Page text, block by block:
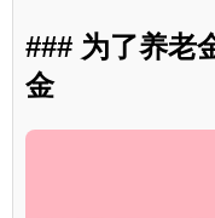
### 为了养老
金